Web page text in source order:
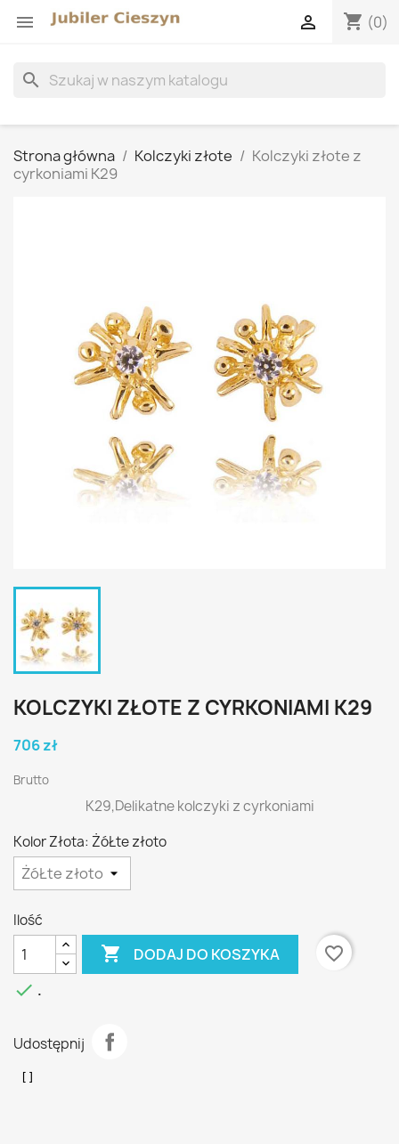
 shopping_cart (0)

search
Strona główna Kolczyki złote
Kolczyki złote z
cyrkoniami K29
KOLCZYKI ZŁOTE Z CYRKONIAMI K29
706 zł
Brutto
K29,Delikatne kolczyki z cyrkoniami
Kolor Złota: ŻóŁte złoto
Ilość
 DODAJ DO KOSZYKA
favorite_border
 .
Udostępnij